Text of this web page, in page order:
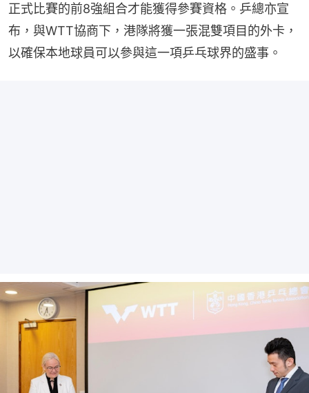
正式比賽的前8強組合才能獲得參賽資格。乒總亦宣
布，與WTT協商下，港隊將獲一張混雙項目的外卡，
以確保本地球員可以參與這一項乒乓球界的盛事。